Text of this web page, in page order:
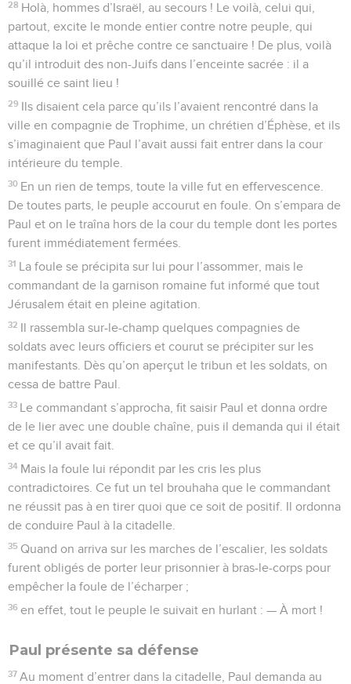
28 Holà, hommes d’Israël, au secours ! Le voilà, celui qui,
partout, excite le monde entier contre notre peuple, qui
attaque la loi et prêche contre ce sanctuaire ! De plus, voilà
qu’il introduit des non-Juifs dans l’enceinte sacrée : il a
souillé ce saint lieu !
29 Ils disaient cela parce qu’ils l’avaient rencontré dans la
ville en compagnie de Trophime, un chrétien d’Éphèse, et ils
s’imaginaient que Paul l’avait aussi fait entrer dans la cour
intérieure du temple.
30 En un rien de temps, toute la ville fut en effervescence.
De toutes parts, le peuple accourut en foule. On s’empara de
Paul et on le traîna hors de la cour du temple dont les portes
furent immédiatement fermées.
31 La foule se précipita sur lui pour l’assommer, mais le
commandant de la garnison romaine fut informé que tout
Jérusalem était en pleine agitation.
32 Il rassembla sur-le-champ quelques compagnies de
soldats avec leurs officiers et courut se précipiter sur les
manifestants. Dès qu’on aperçut le tribun et les soldats, on
cessa de battre Paul.
33 Le commandant s’approcha, fit saisir Paul et donna ordre
de le lier avec une double chaîne, puis il demanda qui il était
et ce qu’il avait fait.
34 Mais la foule lui répondit par les cris les plus
contradictoires. Ce fut un tel brouhaha que le commandant
ne réussit pas à en tirer quoi que ce soit de positif. Il ordonna
de conduire Paul à la citadelle.
35 Quand on arriva sur les marches de l’escalier, les soldats
furent obligés de porter leur prisonnier à bras-le-corps pour
empêcher la foule de l’écharper ;
36 en effet, tout le peuple le suivait en hurlant : — À mort !
Paul présente sa défense
37 Au moment d’entrer dans la citadelle, Paul demanda au